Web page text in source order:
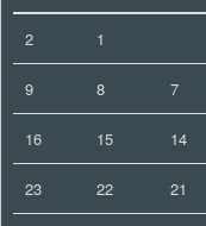
1
2
7
8
9
14
15
16
21
22
23